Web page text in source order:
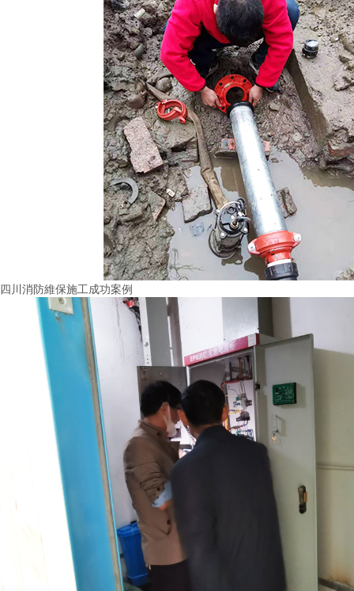
四川消防維保施工成功案例